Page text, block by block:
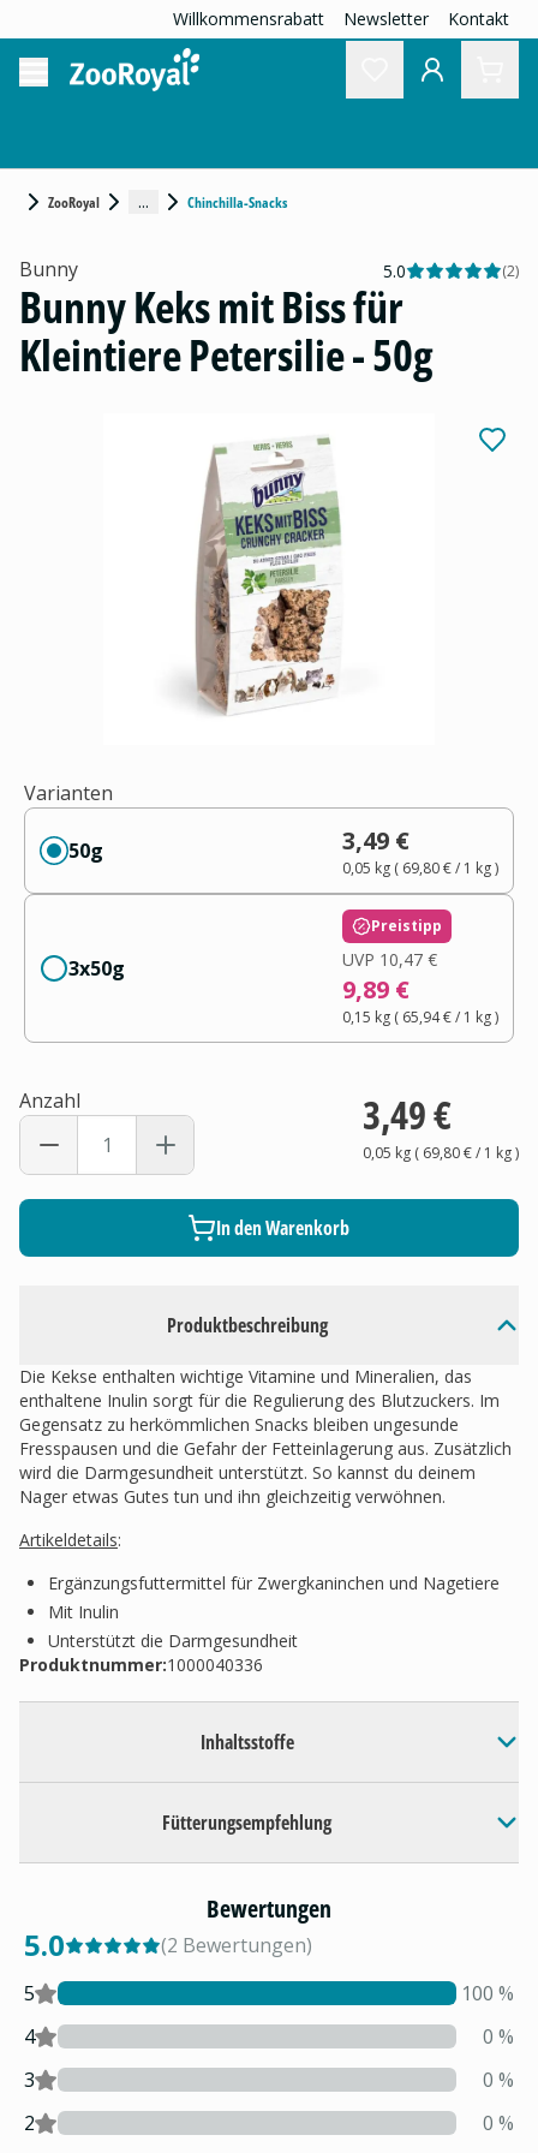
Willkommensrabatt Newsletter Kontakt
ZooRoyal ... Chinchilla-Snacks
Produktbeschreibung
Die Kekse enthalten wichtige Vitamine und Mineralien, das
enthaltene Inulin sorgt für die Regulierung des Blutzuckers. Im
Gegensatz zu herkömmlichen Snacks bleiben ungesunde
Fresspausen und die Gefahr der Fetteinlagerung aus. Zusätzlich
wird die Darmgesundheit unterstützt. So kannst du deinem
Nager etwas Gutes tun und ihn gleichzeitig verwöhnen.
Artikeldetails:
Ergänzungsfuttermittel für Zwergkaninchen und Nagetiere
Mit Inulin
Unterstützt die Darmgesundheit
Produktnummer:1000040336
Inhaltsstoffe
Fütterungsempfehlung
Bunny 5.0 (2)
Bunny Keks mit Biss für
Kleintiere Petersilie - 50g
Varianten
50g 3,49 €
0,05 kg( 69,80 €/ 1 kg)
3x50g
Preistipp
UVP 10,47 €
9,89 €
0,15 kg( 65,94 €/ 1 kg)
Anzahl 3,49 €
0,05 kg( 69,80 €/ 1 kg)
In den Warenkorb
Bewertungen
5.0 (2 Bewertungen)
5
100 %
4
0 %
3
0 %
2
0 %